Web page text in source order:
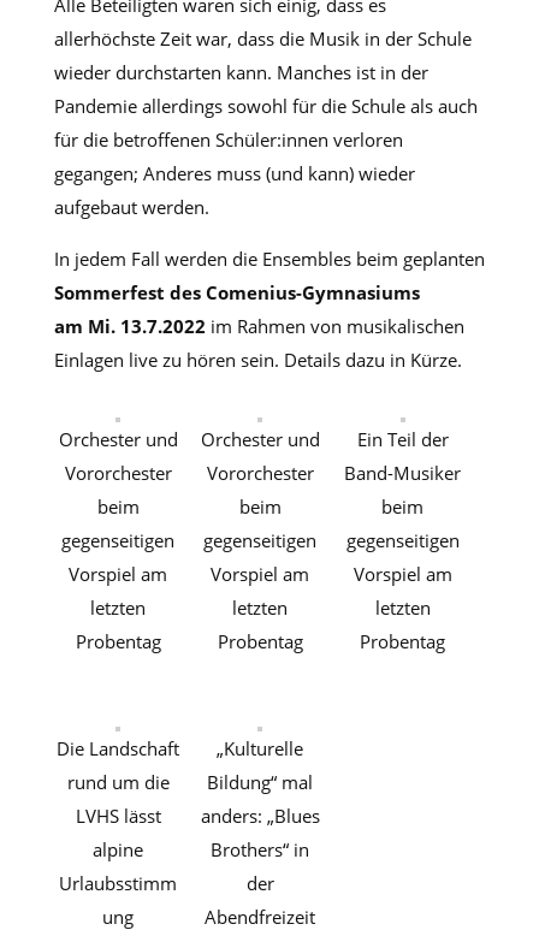
Alle Beteiligten waren sich einig, dass es
allerhöchste Zeit war, dass die Musik in der Schule
wieder durchstarten kann. Manches ist in der
Pandemie allerdings sowohl für die Schule als auch
für die betroffenen Schüler:innen verloren
gegangen; Anderes muss (und kann) wieder
aufgebaut werden.
In jedem Fall werden die Ensembles beim geplanten
Sommerfest des Comenius-Gymnasiums
am Mi. 13.7.2022 im Rahmen von musikalischen
Einlagen live zu hören sein. Details dazu in Kürze.
Orchester und
Vororchester
beim
gegenseitigen
Vorspiel am
letzten
Probentag
Orchester und
Vororchester
beim
gegenseitigen
Vorspiel am
letzten
Probentag
Ein Teil der
Band-Musiker
beim
gegenseitigen
Vorspiel am
letzten
Probentag
Die Landschaft
rund um die
LVHS lässt
alpine
Urlaubsstimm
ung
„Kulturelle
Bildung“ mal
anders: „Blues
Brothers“ in
der
Abendfreizeit